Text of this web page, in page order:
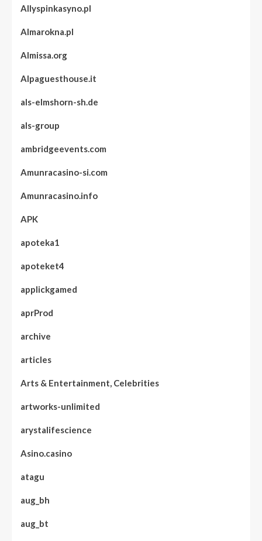
Allyspinkasyno.pl
Almarokna.pl
Almissa.org
Alpaguesthouse.it
als-elmshorn-sh.de
als-group
ambridgeevents.com
Amunracasino-si.com
Amunracasino.info
APK
apoteka1
apoteket4
applickgamed
aprProd
archive
articles
Arts & Entertainment, Celebrities
artworks-unlimited
arystalifescience
Asino.casino
atagu
aug_bh
aug_bt